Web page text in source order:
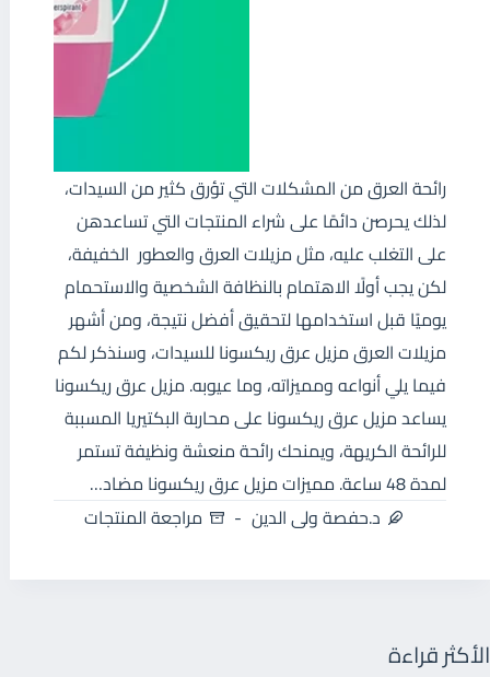
رائحة العرق من المشكلات التي تؤرق كثير من السيدات،
لذلك يحرصن دائمًا على شراء المنتجات التي تساعدهن
على التغلب عليه، مثل مزيلات العرق والعطور الخفيفة،
لكن يجب أولًا الاهتمام بالنظافة الشخصية والاستحمام
يوميًا قبل استخدامها لتحقيق أفضل نتيجة، ومن أشهر
مزيلات العرق مزيل عرق ريكسونا للسيدات، وسنذكر لكم
فيما يلي أنواعه ومميزاته، وما عيوبه. مزيل عرق ريكسونا
يساعد مزيل عرق ريكسونا على محاربة البكتيريا المسببة
للرائحة الكريهة، ويمنحك رائحة منعشة ونظيفة تستمر
لمدة 48 ساعة. مميزات مزيل عرق ريكسونا مضاد…
د.حفصة ولى الدين
مراجعة المنتجات
الأكثر قراءة